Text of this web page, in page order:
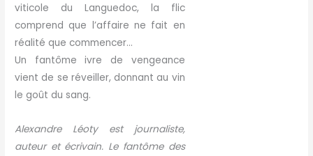
viticole du Languedoc, la flic
comprend que l’affaire ne fait en
réalité que commencer…
Un fantôme ivre de vengeance
vient de se réveiller, donnant au vin
le goût du sang.
Alexandre Léoty est journaliste,
auteur et écrivain. Le fantôme des